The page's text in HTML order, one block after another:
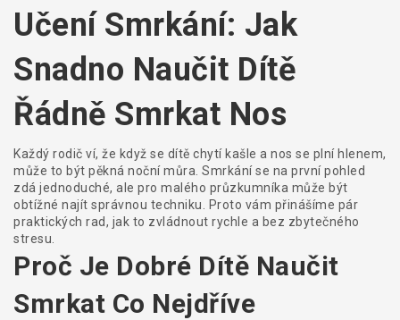
Učení Smrkání: Jak
Snadno Naučit Dítě
Řádně Smrkat Nos
Každý rodič ví, že když se dítě chytí kašle a nos se plní hlenem,
může to být pěkná noční můra. Smrkání se na první pohled
zdá jednoduché, ale pro malého průzkumníka může být
obtížné najít správnou techniku. Proto vám přinášíme pár
praktických rad, jak to zvládnout rychle a bez zbytečného
stresu.
Proč Je Dobré Dítě Naučit
Smrkat Co Nejdříve